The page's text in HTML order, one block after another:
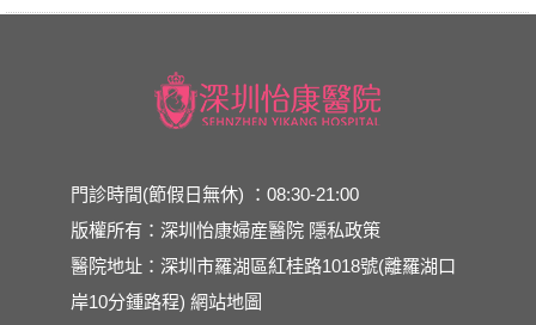
門診時間(節假日無休) ：08:30-21:00
版權所有：深圳怡康婦産醫院 隱私政策
醫院地址：深圳市羅湖區紅桂路1018號(離羅湖口
岸10分鍾路程)網站地圖